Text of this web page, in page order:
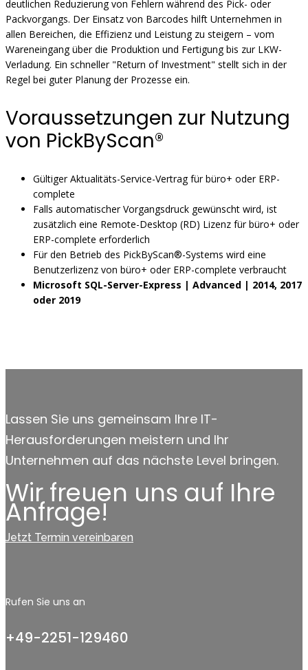
deutlichen Reduzierung von Fehlern während des Pick- oder
Packvorgangs. Der Einsatz von Barcodes hilft Unternehmen in
allen Bereichen, die Effizienz und Leistung zu steigern – vom
Wareneingang über die Produktion und Fertigung bis zur LKW-
Verladung. Ein schneller "Return of Investment" stellt sich in der
Regel bei guter Planung der Prozesse ein.
Voraussetzungen zur Nutzung
von PickByScan®
Gültiger Aktualitäts-Service-Vertrag für büro+ oder ERP-
complete
Falls automatischer Vorgangsdruck gewünscht wird, ist
zusätzlich eine Remote-Desktop (RD) Lizenz für büro+ oder
ERP-complete erforderlich
Für den Betrieb des PickByScan®-Systems wird eine
Benutzerlizenz von büro+ oder ERP-complete verbraucht
Microsoft SQL-Server-Express | Advanced | 2014, 2017
oder 2019
Lassen Sie uns gemeinsam Ihre IT-
Herausforderungen meistern und Ihr
Unternehmen auf das nächste Level bringen.
Wir freuen uns auf Ihre
Anfrage!
Jetzt Termin vereinbaren
Rufen Sie uns an
+49-2251-129460